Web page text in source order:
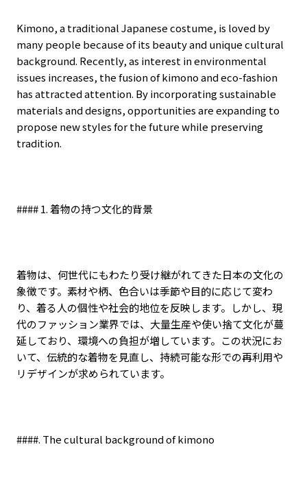
Kimono, a traditional Japanese costume, is loved by
many people because of its beauty and unique cultural
background. Recently, as interest in environmental
issues increases, the fusion of kimono and eco-fashion
has attracted attention. By incorporating sustainable
materials and designs, opportunities are expanding to
propose new styles for the future while preserving
tradition.
#### 1.着物の持つ文化的背景
着物は、何世代にもわたり受け継がれてきた日本の文化の
象徴です。素材や柄、色合いは季節や目的に応じて変わ
り、着る人の個性や社会的地位を反映します。しかし、現
代のファッション業界では、大量生産や使い捨て文化が蔓
延しており、環境への負担が増しています。この状況にお
いて、伝統的な着物を見直し、持続可能な形での再利用や
リデザインが求められています。
####. The cultural background of kimono